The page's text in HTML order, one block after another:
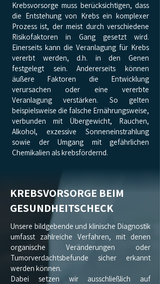
Krebsvorsorge muss berücksichtigen, dass
die Entstehung von Krebs ein komplexer
Prozess ist, der meist durch verschiedene
Risikofaktoren in Gang gesetzt wird.
Einerseits kann die Veranlagung für Krebs
vererbt werden, d.h. in den Genen
festgelegt sein. Andererseits können
äußere Faktoren die Entwicklung
verursachen oder eine vererbte
Veranlagung verstärken. So gelten
beispielsweise die falsche Ernährungsweise,
verbunden mit Übergewicht, Rauchen,
Alkohol, exzessive Sonneneinstrahlung
sowie der Umgang mit gefährlichen
Chemikalien als krebsfördernd.
KREBSVORSORGE BEIM
GESUNDHEITSCHECK
Unsere bildgebende und klinische Diagnostik
umfasst zahlreiche Verfahren, mit denen
organische Veränderungen oder
Tumorverdachtsbefunde sicher erkannt
werden können.
Dabei setzen wir ausschließlich auf